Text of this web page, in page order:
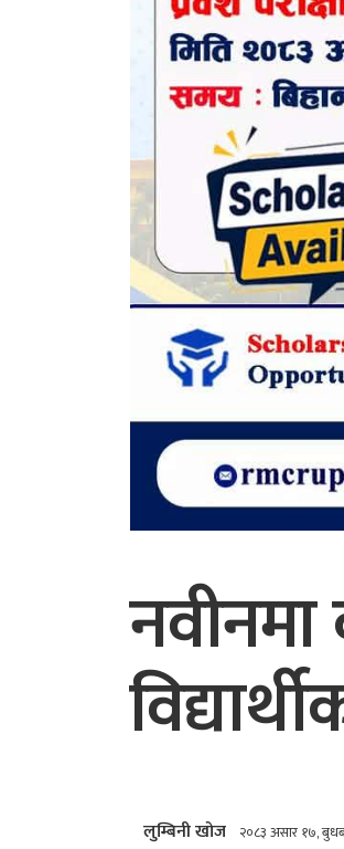
लुम्बिनी खोज २०८३ असार १७,